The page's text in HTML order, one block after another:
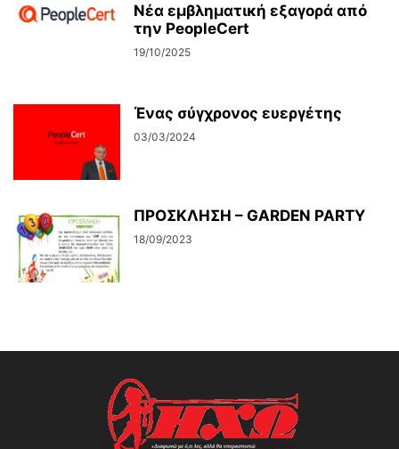
Νέα εμβληματική εξαγορά από
την PeopleCert
19/10/2025
Ένας σύγχρονος ευεργέτης
03/03/2024
ΠΡΟΣΚΛΗΣΗ – GARDEN PARTY
18/09/2023